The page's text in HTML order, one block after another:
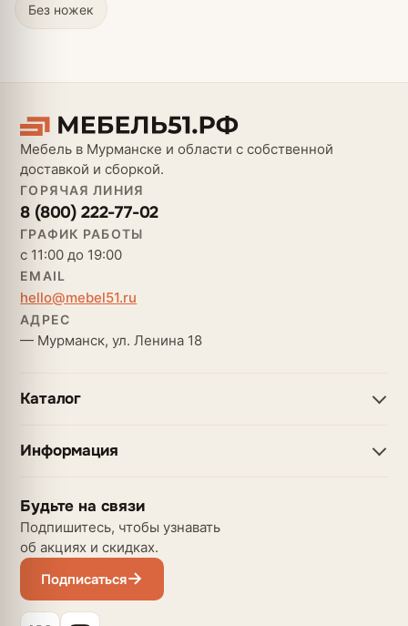
Без ножек
Мебель в Мурманске и области с собственной
доставкой и сборкой.
ГОРЯЧАЯ ЛИНИЯ
8 (800) 222-77-02
ГРАФИК РАБОТЫ
с 11:00 до 19:00
EMAIL
hello@mebel51.ru
АДРЕС
— Мурманск, ул. Ленина 18
Каталог
Информация
Будьте на связи
Подпишитесь, чтобы узнавать
об акциях и скидках.
Подписаться